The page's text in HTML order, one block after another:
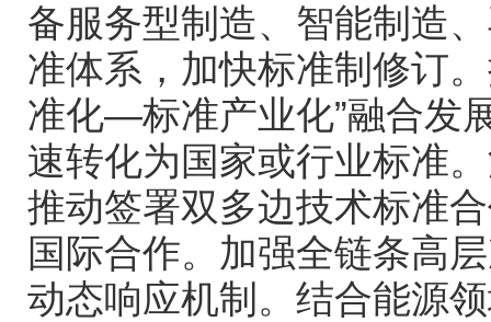
备服务型制造、智能制造
准体系，加快标准制修订
准化—标准产业化”融合发
速转化为国家或行业标准
推动签署双多边技术标准
国际合作。加强全链条高
动态响应机制。结合能源